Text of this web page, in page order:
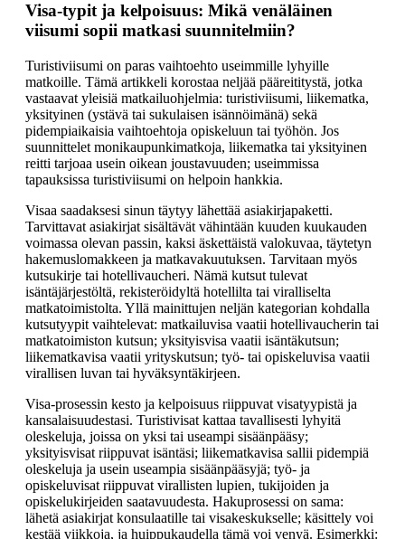
Visa-typit ja kelpoisuus: Mikä venäläinen
viisumi sopii matkasi suunnitelmiin?
Turistiviisumi on paras vaihtoehto useimmille lyhyille
matkoille. Tämä artikkeli korostaa neljää pääreititystä, jotka
vastaavat yleisiä matkailuohjelmia: turistiviisumi, liikematka,
yksityinen (ystävä tai sukulaisen isännöimänä) sekä
pidempiaikaisia vaihtoehtoja opiskeluun tai työhön. Jos
suunnittelet monikaupunkimatkoja, liikematka tai yksityinen
reitti tarjoaa usein oikean joustavuuden; useimmissa
tapauksissa turistiviisumi on helpoin hankkia.
Visaa saadaksesi sinun täytyy lähettää asiakirjapaketti.
Tarvittavat asiakirjat sisältävät vähintään kuuden kuukauden
voimassa olevan passin, kaksi äskettäistä valokuvaa, täytetyn
hakemuslomakkeen ja matkavakuutuksen. Tarvitaan myös
kutsukirje tai hotellivaucheri. Nämä kutsut tulevat
isäntäjärjestöltä, rekisteröidyltä hotellilta tai viralliselta
matkatoimistolta. Yllä mainittujen neljän kategorian kohdalla
kutsutyypit vaihtelevat: matkailuvisa vaatii hotellivaucherin tai
matkatoimiston kutsun; yksityisvisa vaatii isäntäkutsun;
liikematkavisa vaatii yrityskutsun; työ- tai opiskeluvisa vaatii
virallisen luvan tai hyväksyntäkirjeen.
Visa-prosessin kesto ja kelpoisuus riippuvat visatyypistä ja
kansalaisuudestasi. Turistivisat kattaa tavallisesti lyhyitä
oleskeluja, joissa on yksi tai useampi sisäänpääsy;
yksityisvisat riippuvat isäntäsi; liikematkavisa sallii pidempiä
oleskeluja ja usein useampia sisäänpääsyjä; työ- ja
opiskeluvisat riippuvat virallisten lupien, tukijoiden ja
opiskelukirjeiden saatavuudesta. Hakuprosessi on sama:
lähetä asiakirjat konsulaatille tai visakeskukselle; käsittely voi
kestää viikkoja, ja huippukaudella tämä voi venyä. Esimerkki: